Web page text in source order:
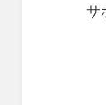
サ